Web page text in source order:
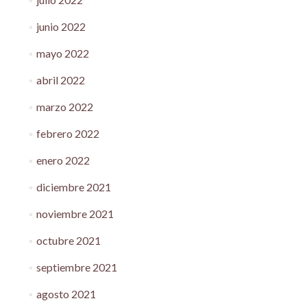
junio 2022
mayo 2022
abril 2022
marzo 2022
febrero 2022
enero 2022
diciembre 2021
noviembre 2021
octubre 2021
septiembre 2021
agosto 2021